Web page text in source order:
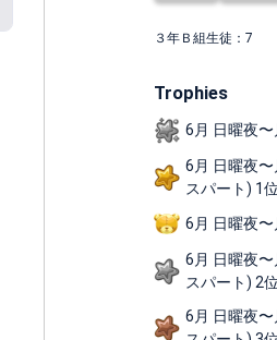
３年Ｂ組生徒： 7
Trophies
6月 日曜夜
6月 日曜夜
スパート) 1位
6月 日曜夜
6月 日曜夜
スパート) 2位
6月 日曜夜